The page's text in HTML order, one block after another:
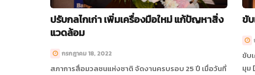
ปรับกลไกเก่า เพิ่มเครื่องมือใหม่ แก้ปัญหาสิ่ง
แวดล้อม
กรกฎาคม 18, 2022
สภาการสื่อมวลชนแห่งชาติ จัดงานครบรอบ 25 ปี เมื่อวันที่
ขั
ขับ
มุม